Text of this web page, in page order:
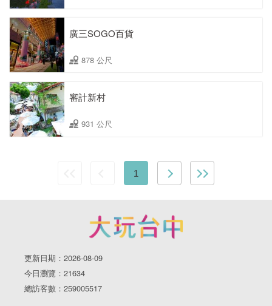
廣三SOGO百貨
878 公尺
審計新村
931 公尺
1
更新日期：2026-08-09
今日瀏覽：21634
總訪客數：259005517